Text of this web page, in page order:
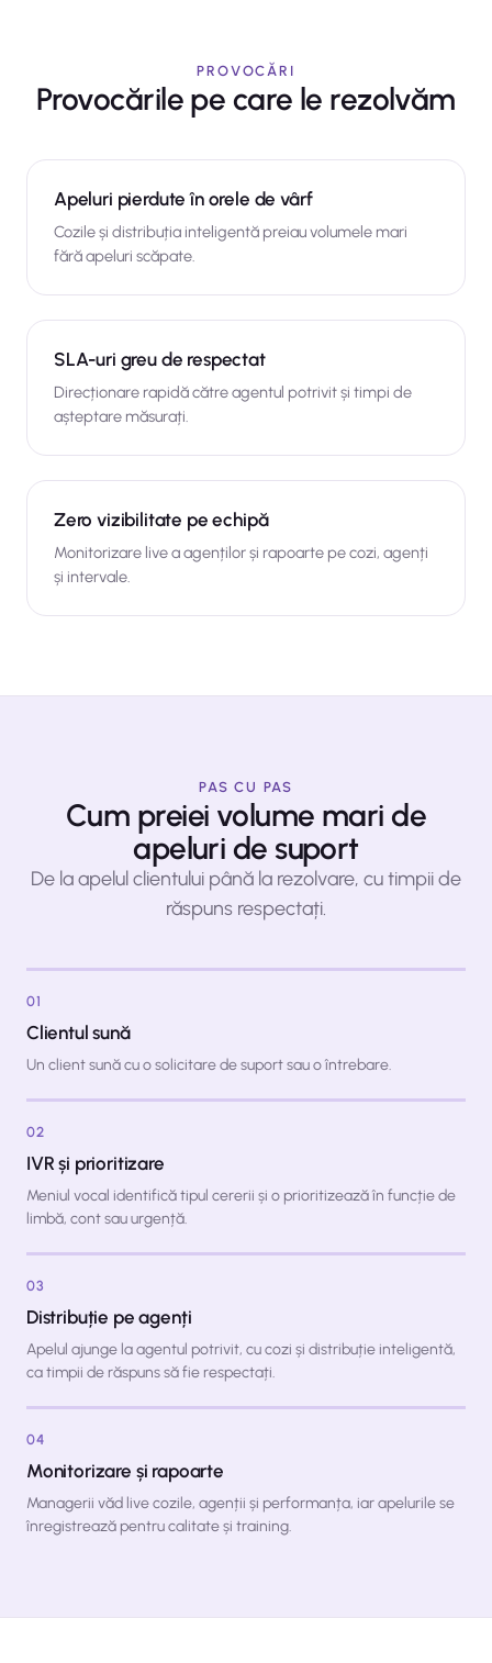
PROVOCĂRI
Provocările pe care le rezolvăm
Apeluri pierdute în orele de vârf
Cozile și distribuția inteligentă preiau volumele mari
fără apeluri scăpate.
SLA-uri greu de respectat
Direcționare rapidă către agentul potrivit și timpi de
așteptare măsurați.
Zero vizibilitate pe echipă
Monitorizare live a agenților și rapoarte pe cozi, agenți
și intervale.
PAS CU PAS
Cum preiei volume mari de
apeluri de suport
De la apelul clientului până la rezolvare, cu timpii de
răspuns respectați.
01
Clientul sună
Un client sună cu o solicitare de suport sau o întrebare.
02
IVR și prioritizare
Meniul vocal identifică tipul cererii și o prioritizează în funcție de
limbă, cont sau urgență.
03
Distribuție pe agenți
Apelul ajunge la agentul potrivit, cu cozi și distribuție inteligentă,
ca timpii de răspuns să fie respectați.
04
Monitorizare și rapoarte
Managerii văd live cozile, agenții și performanța, iar apelurile se
înregistrează pentru calitate și training.